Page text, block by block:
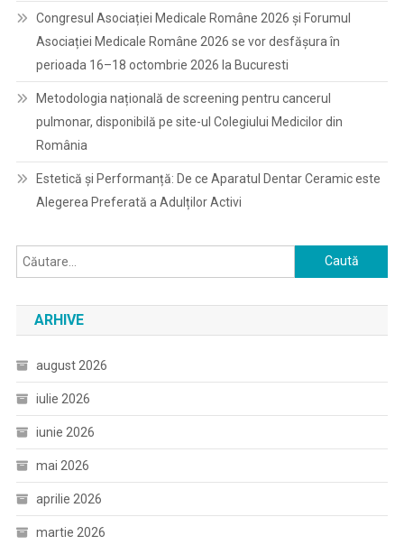
Congresul Asociației Medicale Române 2026 și Forumul
Asociației Medicale Române 2026 se vor desfășura în
perioada 16–18 octombrie 2026 la Bucuresti
Metodologia națională de screening pentru cancerul
pulmonar, disponibilă pe site-ul Colegiului Medicilor din
România
Estetică și Performanță: De ce Aparatul Dentar Ceramic este
Alegerea Preferată a Adulților Activi
Caută
după:
ARHIVE
august 2026
iulie 2026
iunie 2026
mai 2026
aprilie 2026
martie 2026